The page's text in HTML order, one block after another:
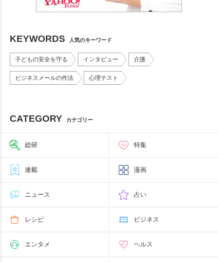
KEYWORDS 人気のキーワード
子どもの安全を守る インタビュー 介護
ビジネスメールの作法 心理テスト
CATEGORY カテゴリー
総研 特集
連載 漫画
ニュース 占い
レシピ ビジネス
エンタメ ヘルス